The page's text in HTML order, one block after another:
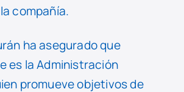
compañía.
ha asegurado que
es la Administración
promueve objetivos de